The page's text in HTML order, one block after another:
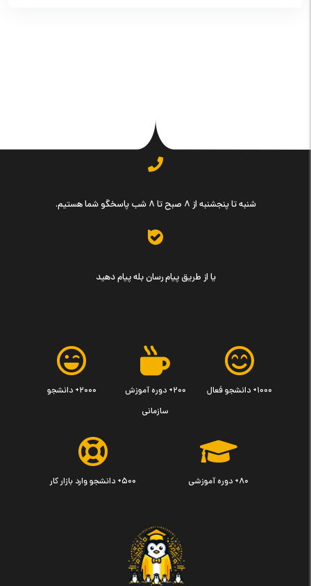
شنبه تا پنجشنبه از ۸ صبح تا ۸ شب پاسخگو شما هستیم.
یا از طریق پیام رسان بله پیام دهید
۱۰۰۰+ دانشجو فعال
۲۰۰+ دوره آموزش
سازمانی
۲۰۰۰+ دانشجو
۸۰+ دوره آموزشی ۵۰۰+ دانشجو وارد بازار کار